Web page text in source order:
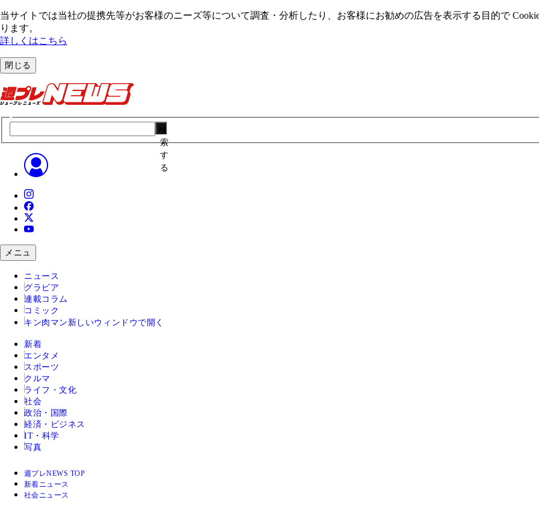
当サイトでは当社の提携先等がお客様のニーズ等について調査・分析したり、お客様にお勧めの広告を表⽰する⽬的で
ります。
詳しくはこちら
閉じる
索
す
る
メニュ
ニュース
グラビア
連載コラム
コミック
キン肉マン 新しいウィンドウで開く
新着
エンタメ
スポーツ
クルマ
ライフ・文化
社会
政治・国際
経済・ビジネス
IT・科学
写真
週プレNEWS TOP
新着ニュース
社会ニュース